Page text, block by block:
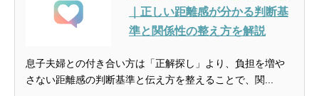
｜正しい距離感が分かる判断基
準と関係性の整え方を解説
息子夫婦との付き合い方は「正解探し」より、負担を増や
さない距離感の判断基準と伝え方を整えることで、関...